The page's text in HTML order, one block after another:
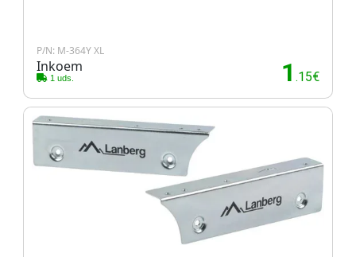
P/N: M-364Y XL
Inkoem
1 uds. 1 .15€